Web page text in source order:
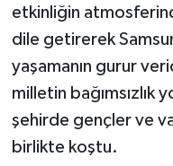
etkinliğin
dile getirerek
yaşamanın gurur
milletin bağımsızlık
şehirde gençler ve
birlikte koştu.